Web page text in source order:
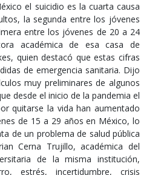
el suicidio es la cuarta causa
la segunda entre los jóvenes
entre los jóvenes de 20 a 24
académica de esa casa de
quien destacó que estas cifras
de emergencia sanitaria. Dijo
muy preliminares de algunos
desde el inicio de la pandemia el
quitarse la vida han aumentado
de 15 a 29 años en México, lo
de un problema de salud pública
Cerna Trujillo, académica del
de la misma institución,
estrés, incertidumbre, crisis